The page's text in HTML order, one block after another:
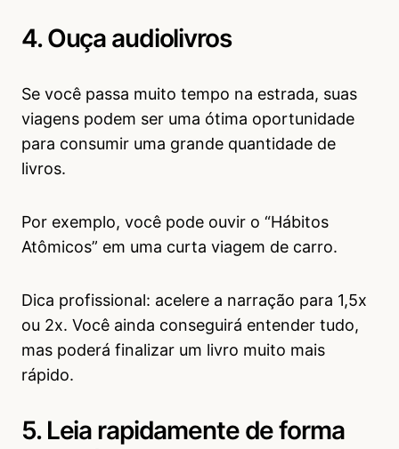
4. Ouça audiolivros
Se você passa muito tempo na estrada, suas
viagens podem ser uma ótima oportunidade
para consumir uma grande quantidade de
livros.
Por exemplo, você pode ouvir o “Hábitos
Atômicos” em uma curta viagem de carro.
Dica profissional: acelere a narração para 1,5x
ou 2x. Você ainda conseguirá entender tudo,
mas poderá finalizar um livro muito mais
rápido.
5. Leia rapidamente de forma